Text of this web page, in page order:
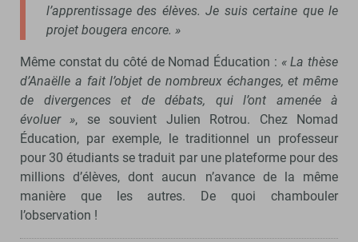
l’apprentissage des élèves. Je suis certaine que le
projet bougera encore. »
Même constat du côté de Nomad Éducation : « La thèse
d’Anaëlle a fait l’objet de nombreux échanges, et même
de divergences et de débats, qui l’ont amenée à
évoluer », se souvient Julien Rotrou. Chez Nomad
Éducation, par exemple, le traditionnel un professeur
pour 30 étudiants se traduit par une plateforme pour des
millions d’élèves, dont aucun n’avance de la même
manière que les autres. De quoi chambouler
l’observation !